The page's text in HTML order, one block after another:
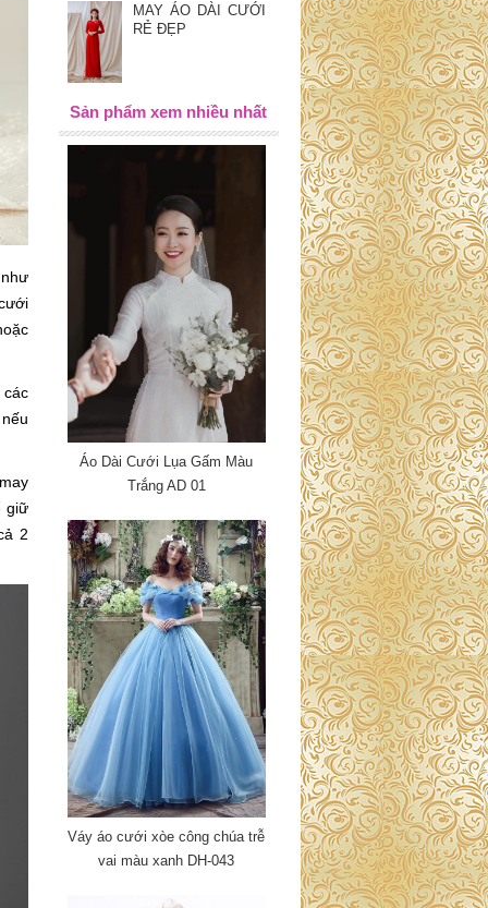
giữ
2
MAY ÁO DÀI CƯỚI
RẺ ĐẸP
Sản phẩm xem nhiều nhất
Áo Dài Cưới Lụa Gấm Màu
Trắng AD 01
Váy áo cưới xòe công chúa trễ
vai màu xanh DH-043